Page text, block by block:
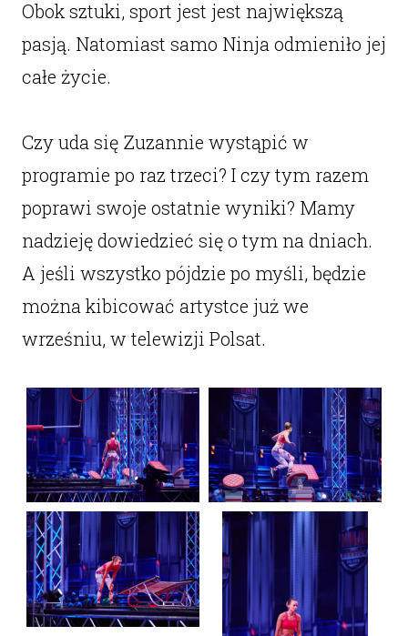
Obok sztuki, sport jest jest największą
pasją. Natomiast samo Ninja odmieniło jej
całe życie.
Czy uda się Zuzannie wystąpić w
programie po raz trzeci? I czy tym razem
poprawi swoje ostatnie wyniki? Mamy
nadzieję dowiedzieć się o tym na dniach.
A jeśli wszystko pójdzie po myśli, będzie
można kibicować artystce już we
wrześniu, w telewizji Polsat.